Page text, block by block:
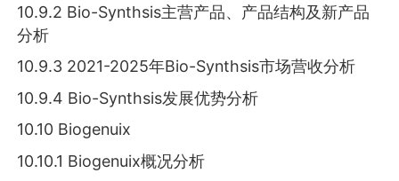
10.9.2 Bio-Synthsis主营产品、产品结构及新产品
分析
10.9.3 2021-2025年Bio-Synthsis市场营收分析
10.9.4 Bio-Synthsis发展优势分析
10.10 Biogenuix
10.10.1 Biogenuix概况分析